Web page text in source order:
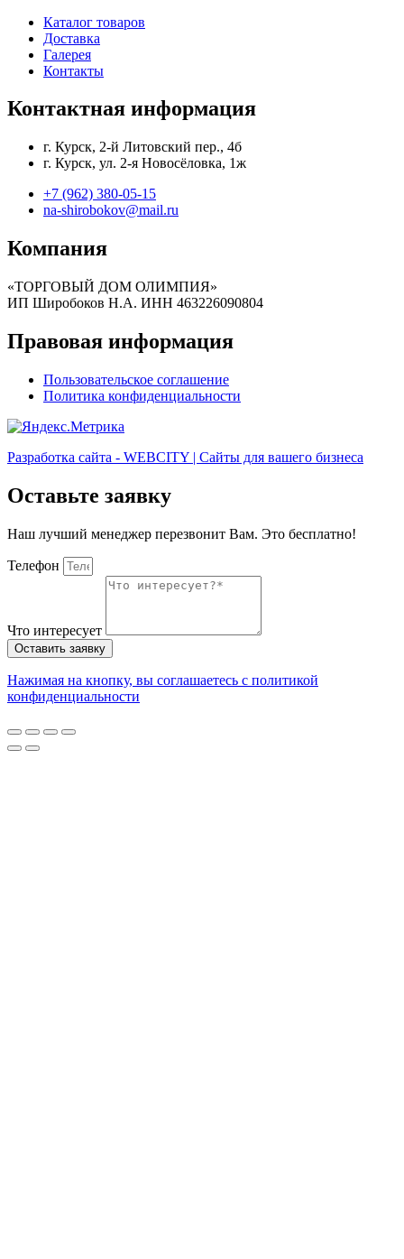
Каталог товаров
Доставка
Галерея
Контакты
Контактная информация
г. Курск, 2-й Литовский пер., 4б
г. Курск, ул. 2-я Новосёловка, 1ж
+7 (962) 380-05-15
na-shirobokov@mail.ru
Компания
«ТОРГОВЫЙ ДОМ ОЛИМПИЯ»
ИП Широбоков Н.А. ИНН 463226090804
Правовая информация
Пользовательское соглашение
Политика конфиденциальности
Разработка сайта - WEBCITY | Сайты для вашего бизнеса
Оставьте заявку
Наш лучший менеджер перезвонит Вам. Это бесплатно!
Телефон
Что интересует
Оставить заявку
Нажимая на кнопку, вы соглашаетесь с политикой
конфиденциальности